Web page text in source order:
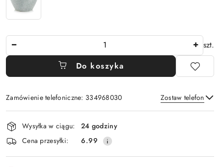
szt.
Do koszyka
Zamówienie telefoniczne: 334968030 Zostaw telefon
Wyślij
Dostępność
i
dostawa
Wysyłka w ciągu:
24 godziny
Cena przesyłki:
6.99